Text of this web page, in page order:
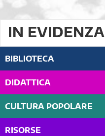
IN EVIDENZA
BIBLIOTECA
DIDATTICA
CULTURA POPOLARE
RISORSE